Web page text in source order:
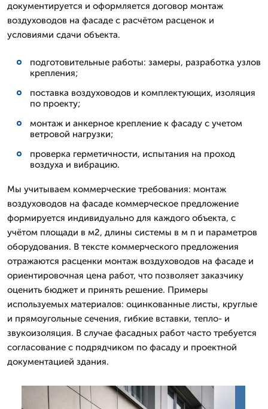
документируется и оформляется договор монтаж
воздуховодов на фасаде с расчётом расценок и
условиями сдачи объекта.
подготовительные работы: замеры, разработка узлов
крепления;
поставка воздуховодов и комплектующих, изоляция
по проекту;
монтаж и анкерное крепление к фасаду с учетом
ветровой нагрузки;
проверка герметичности, испытания на проход
воздуха и вибрацию.
Мы учитываем коммерческие требования: монтаж
воздуховодов на фасаде коммерческое предложение
формируется индивидуально для каждого объекта, с
учётом площади в м2, длины системы в м п и параметров
оборудования. В тексте коммерческого предложения
отражаются расценки монтаж воздуховодов на фасаде и
ориентировочная цена работ, что позволяет заказчику
оценить бюджет и принять решение. Примеры
используемых материалов: оцинкованные листы, круглые
и прямоугольные сечения, гибкие вставки, тепло- и
звукоизоляция. В случае фасадных работ часто требуется
согласование с подрядчиком по фасаду и проектной
документацией здания.